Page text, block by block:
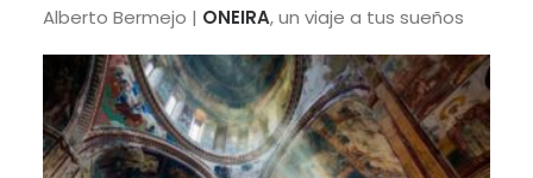
Alberto Bermejo | ONEIRA, un viaje a tus sueños